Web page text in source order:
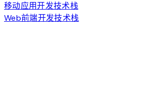
移动应用开发技术栈
Web前端开发技术栈